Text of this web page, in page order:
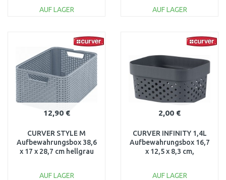
AUF LAGER
Vergleichen
AUF LAGER
12,90 €
CURVER STYLE M
Aufbewahrungsbox 38,6
x 17 x 28,7 cm hellgrau
AUF LAGER
2,00 €
CURVER INFINITY 1,4L
Aufbewahrungsbox 16,7
x 12,5 x 8,3 cm,
AUF LAGER